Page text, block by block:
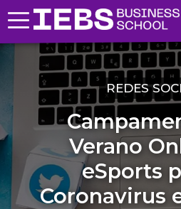
REDES
Verano
eSports
Coronavirus